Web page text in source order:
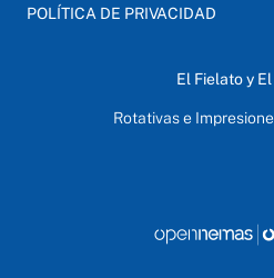
POLÍTICA DE PRIVACIDAD
El Fielato y
Rotativas e